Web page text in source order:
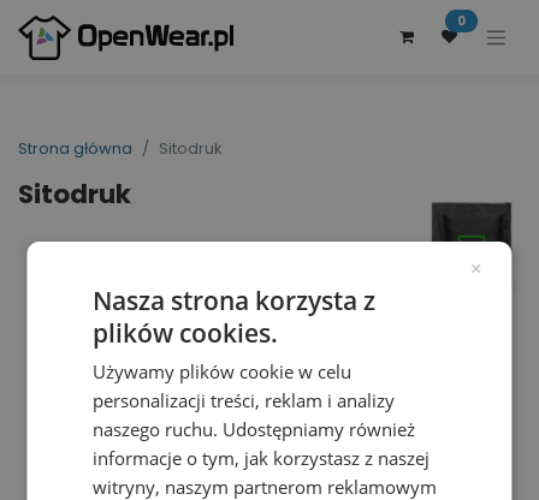
0
Strona główna Sitodruk
Sitodruk
×
Nasza strona korzysta z
plików cookies.
Używamy plików cookie w celu
personalizacji treści, reklam i analizy
naszego ruchu. Udostępniamy również
informacje o tym, jak korzystasz z naszej
witryny, naszym partnerom reklamowym